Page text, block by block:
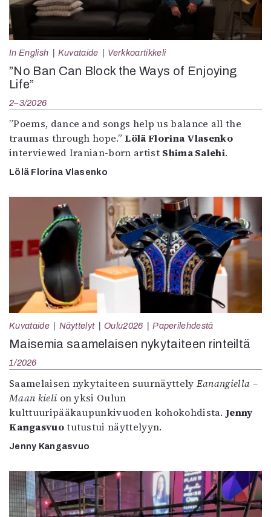
In English Kuvataide Verkkoartikkeli
”No Ban Can Block the Ways of Enjoying
Life”
2–3/2026
”Poems, dance and songs help us balance all the
traumas through hope.”Lölä Florina Vlasenko
interviewed Iranian-born artist Shima Salehi.
Lölä Florina Vlasenko
Kuvataide Näyttelyt Oulu2026 Paperilehdestä
Maisemia saamelaisen nykytaiteen rinteiltä
1/2026
Saamelaisen nykytaiteen suurnäyttely Eanangiella –
Maan kieli on yksi Oulun
kulttuuripääkaupunkivuoden kohokohdista.Jenny
Kangasvuotutustui näyttelyyn.
Jenny Kangasvuo